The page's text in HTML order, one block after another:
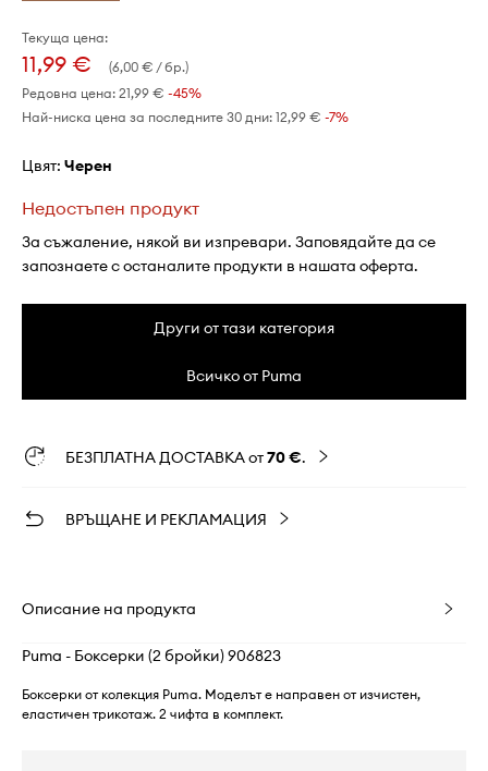
Текуща цена:
11,99 €
(6,00 € / бр.)
Редовна цена: 21,99 € -45%
Най-ниска цена за последните 30 дни: 12,99 € -7%
Цвят: черен
Недостъпен продукт
За съжаление, някой ви изпревари. Заповядайте да се
запознаете с останалите продукти в нашата оферта.
Други от тази категория
Всичко от Puma
БЕЗПЛАТНА ДОСТАВКА от70 €.
ВРЪЩАНЕ И РЕКЛАМАЦИЯ
Описание на продукта
Puma - Боксерки (2 бройки) 906823
Боксерки от колекция Puma. Моделът е направен от изчистен,
еластичен трикотаж. 2 чифта в комплект.